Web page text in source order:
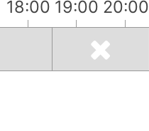
18:00 19:00 20:00